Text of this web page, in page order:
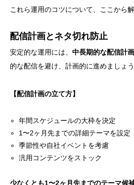
これら運用のコツについて、ここから解
配信計画とネタ切れ防止
安定的な運用には、 中長期的な配信計画
的な配信を避け、計画的に進めましょう
【配信計画の立て方】
年間スケジュールの大枠を決定
1〜2ヶ月先までの詳細テーマを設定
季節性や自社イベントを考慮
汎用コンテンツをストック
少なくとも1〜2ヶ月先までのテーマ候